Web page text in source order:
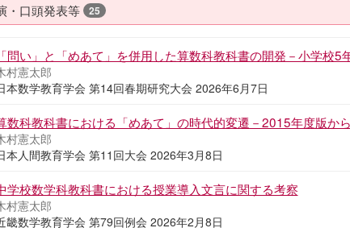
・口頭発表等 25
問い」と「めあて」を併用した算数科教科書の開発－小学校5
村憲太郎
本数学教育学会 第14回春期研究大会 2026年6月7日
数科教科書における「めあて」の時代的変遷－2015年度版か
村憲太郎
本人間教育学会 第11回大会 2026年3月8日
学校数学科教科書における授業導入文言に関する考察
村憲太郎
畿数学教育学会 第79回例会 2026年2月8日